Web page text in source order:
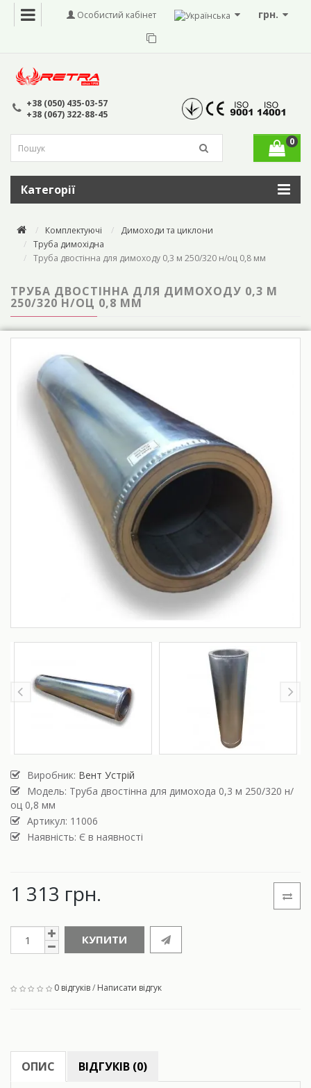
грн.
Особистий кабінет
+38 (050) 435-03-57
+38 (067) 322-88-45
0
Категорії
Комплектуючі
Димоходи та циклони
Труба димохідна
Труба двостінна для димоходу 0,3 м 250/320 н/оц 0,8 мм
ТРУБА ДВОСТІННА ДЛЯ ДИМОХОДУ 0,3 М
250/320 Н/ОЦ 0,8 ММ
Виробник: Вент Устрій
Модель: Труба двостінна для димохода 0,3 м 250/320 н/
оц 0,8 мм
Артикул: 11006
Наявність: Є в наявності
1 313 грн.
КУПИТИ
0 відгуків/ Написати відгук
ОПИС ВІДГУКІВ (0)